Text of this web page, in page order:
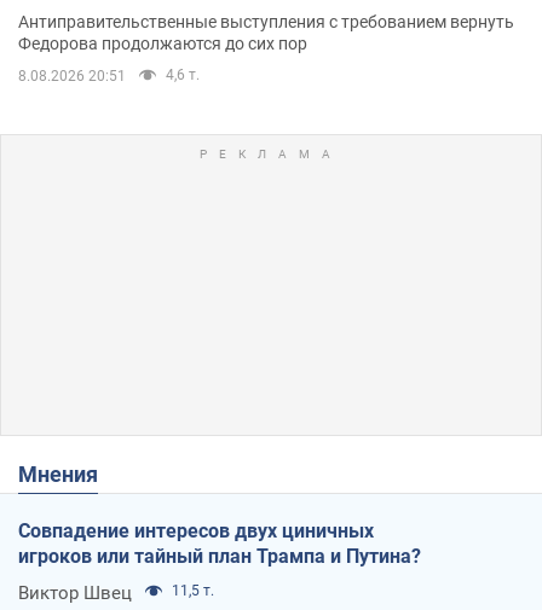
Антиправительственные выступления с требованием вернуть
Федорова продолжаются до сих пор
8.08.2026 20:51 4,6 т.
Мнения
Совпадение интересов двух циничных
игроков или тайный план Трампа и Путина?
Виктор Швец 11,5 т.